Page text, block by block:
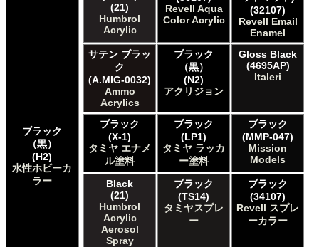
ブラック
（黒）
(H2)
水性ホビーカ
ラー
(21)
Humbrol
Acrylic
Revell Aqua
Color Acrylic
(32107)
Revell Email
Enamel
サテン ブラッ
ク
(A.MIG-0032)
Ammo
Acrylics
ブラック
（黒）
(N2)
アクリジョン
Gloss Black
(4695AP)
Italeri
ブラック
(X-1)
タミヤ エナメ
ル塗料
ブラック
(LP1)
タミヤ ラッカ
ー塗料
ブラック
(MMP-047)
Mission
Models
Black
(21)
Humbrol
Acrylic
Aerosol
Spray
ブラック
(TS14)
タミヤスプレ
ー
ブラック
(34107)
Revell スプレ
ーカラー